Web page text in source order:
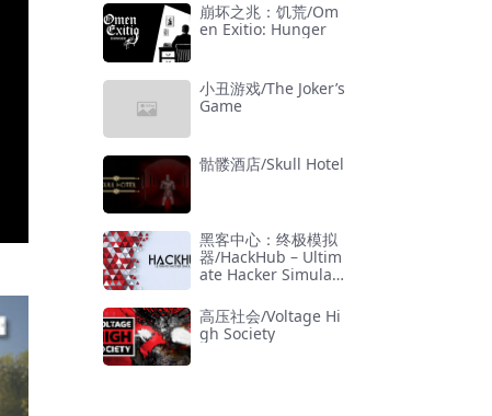
崩坏之兆：饥荒/Om
en Exitio: Hunger
小丑游戏/The Joker’s
Game
骷髅酒店/Skull Hotel
黑客中心：终极模拟
器/HackHub – Ultim
ate Hacker Simulat
高压社会/Voltage Hi
gh Society